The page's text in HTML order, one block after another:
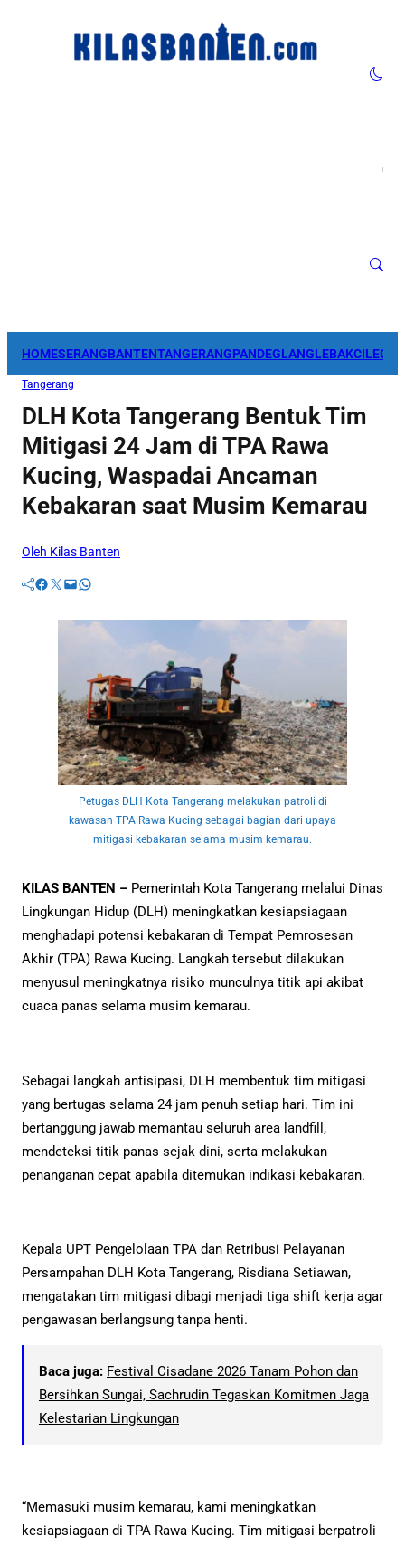
HOMESERANGBANTENTANGERANGPANDEGLANGLEBAK
Tangerang
DLH Kota Tangerang Bentuk Tim
Mitigasi 24 Jam di TPA Rawa
Kucing, Waspadai Ancaman
Kebakaran saat Musim Kemarau
Oleh Kilas Banten
Facebook Twitter Mail WhatsApp
Petugas DLH Kota Tangerang melakukan patroli di
kawasan TPA Rawa Kucing sebagai bagian dari upaya
mitigasi kebakaran selama musim kemarau.
KILAS BANTEN – Pemerintah Kota Tangerang melalui Dinas
Lingkungan Hidup (DLH) meningkatkan kesiapsiagaan
menghadapi potensi kebakaran di Tempat Pemrosesan
Akhir (TPA) Rawa Kucing. Langkah tersebut dilakukan
menyusul meningkatnya risiko munculnya titik api akibat
cuaca panas selama musim kemarau.
Sebagai langkah antisipasi, DLH membentuk tim mitigasi
yang bertugas selama 24 jam penuh setiap hari. Tim ini
bertanggung jawab memantau seluruh area landfill,
mendeteksi titik panas sejak dini, serta melakukan
penanganan cepat apabila ditemukan indikasi kebakaran.
Kepala UPT Pengelolaan TPA dan Retribusi Pelayanan
Persampahan DLH Kota Tangerang, Risdiana Setiawan,
mengatakan tim mitigasi dibagi menjadi tiga shift kerja agar
pengawasan berlangsung tanpa henti.
Baca juga: Festival Cisadane 2026 Tanam Pohon dan
Bersihkan Sungai, Sachrudin Tegaskan Komitmen Jaga
Kelestarian Lingkungan
“Memasuki musim kemarau, kami meningkatkan
kesiapsiagaan di TPA Rawa Kucing. Tim mitigasi berpatroli